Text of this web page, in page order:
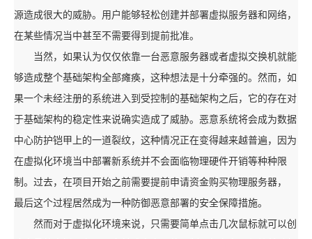
源造成很大的威胁。用户能够轻松创建并部署虚拟服务器和网络，
在某些情况当中甚至不需要得到提前批准。
当然，如果认为仅仅依靠一台恶意服务器或者虚拟交换机就能
够造成整个基础架构全部瘫痪，这种想法是十分牵强的。然而，如
果一个未经注册的系统进入到受控制的基础架构之后，它的存在对
于基础架构的稳定性来说确实造成了威胁。恶意系统将会成为数据
中心防护铠甲上的一道裂纹，这种情况正在变得越来越普遍，因为
在虚拟化环境当中部署新系统并不会面临物理硬件开销等种种限
制。过去，在项目开始之前需要提前申请资金购买物理服务器，
最后这个过程居然成为一种防御恶意部署的安全保障措施。
然而对于虚拟化环境来说，只需要简单点击几次鼠标就可以创